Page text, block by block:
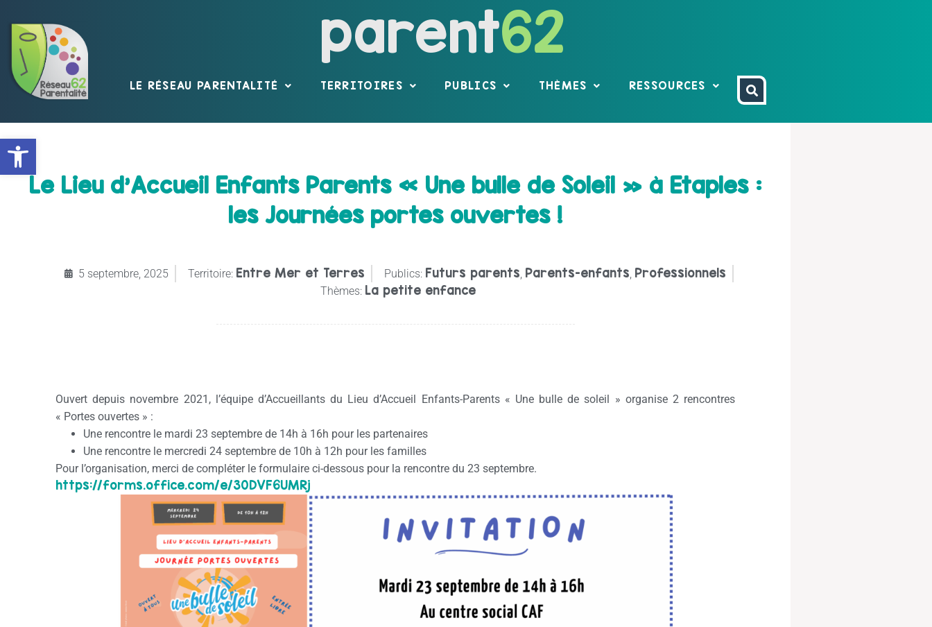
Ouvrir la barre d’outils
parent62
LE RÉSEAU PARENTALITÉ TERRITOIRES PUBLICS THÈMES RESSOURCES
Le Lieu d’Accueil Enfants Parents « Une bulle de Soleil » à Etaples :
les Journées portes ouvertes !
5 septembre, 2025 Territoire: Entre Mer et Terres Publics: Futurs parents Parents-enfants Professionnels
Thèmes: La petite enfance
Ouvert depuis novembre 2021, l’équipe d’Accueillants du Lieu d’Accueil Enfants-Parents « Une bulle de soleil » organise 2 rencontres
« Portes ouvertes » :
Une rencontre le mardi 23 septembre de 14h à 16h pour les partenaires
Une rencontre le mercredi 24 septembre de 10h à 12h pour les familles
Pour l’organisation, merci de compléter le formulaire ci-dessous pour la rencontre du 23 septembre.
https://forms.office.com/e/30DVF6UMRj